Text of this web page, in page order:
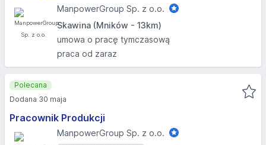
ManpowerGroup Sp. z o.o.
Skawina (Mników - 13km)
umowa o pracę tymczasową
praca od zaraz
Pracownik Produkcji
ManpowerGroup Sp. z o.o.
Polecana
Dodana 30 maja